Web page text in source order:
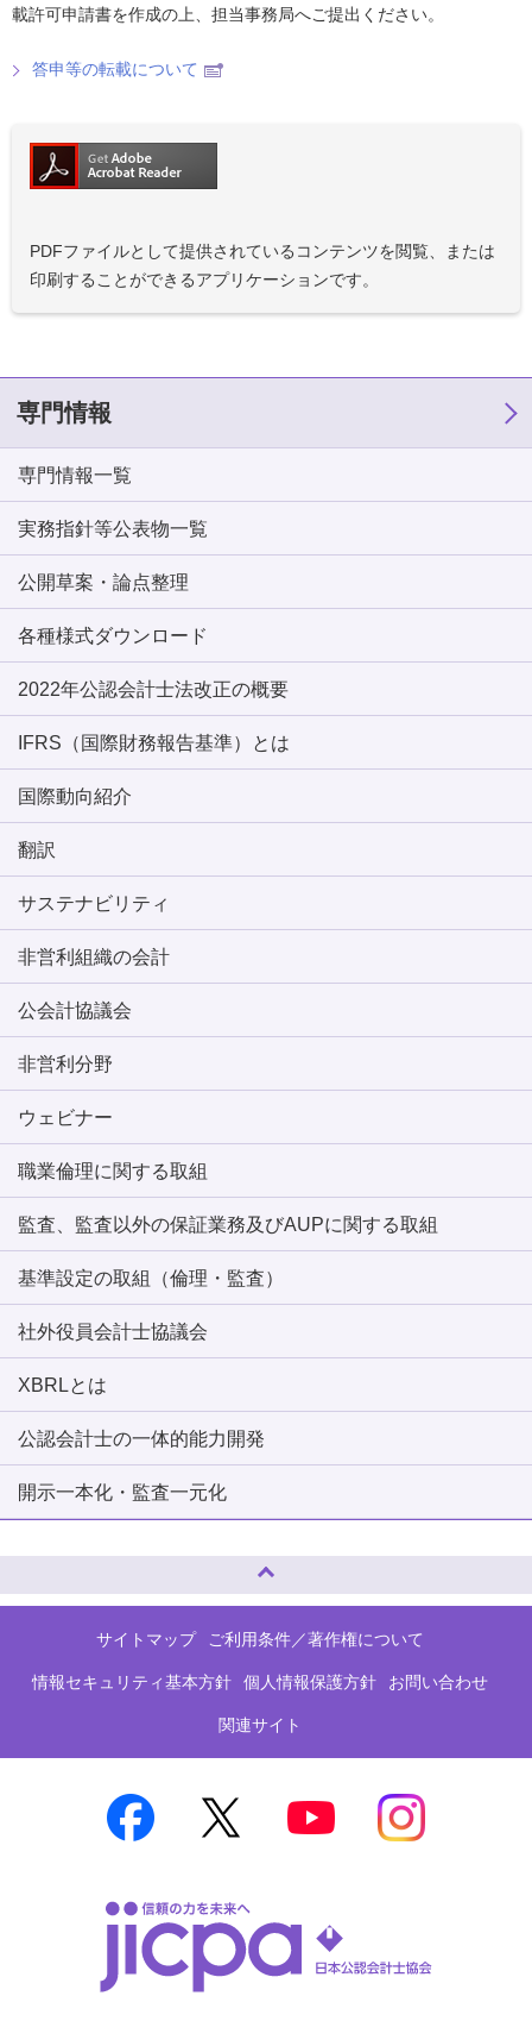
載許可申請書を作成の上、担当事務局へご提出ください。
答申等の転載について
PDFファイルとして提供されているコンテンツを閲覧、または
印刷することができるアプリケーションです。
専門情報
専門情報一覧
実務指針等公表物一覧
公開草案・論点整理
各種様式ダウンロード
2022年公認会計士法改正の概要
IFRS（国際財務報告基準）とは
国際動向紹介
翻訳
サステナビリティ
非営利組織の会計
公会計協議会
非営利分野
ウェビナー
職業倫理に関する取組
監査、監査以外の保証業務及びAUPに関する取組
基準設定の取組（倫理・監査）
社外役員会計士協議会
XBRLとは
公認会計士の一体的能力開発
開示一本化・監査一元化
サイトマップ ご利用条件／著作権について
情報セキュリティ基本方針 個人情報保護方針 お問い合わせ
関連サイト